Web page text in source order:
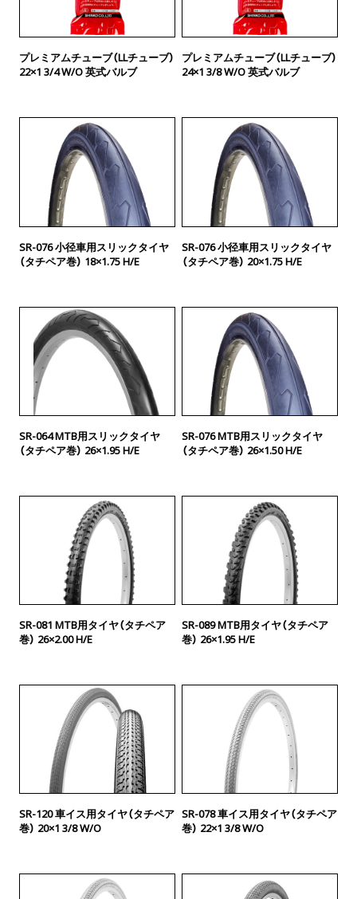
プレミアムチューブ（LLチューブ）
22×1 3/4 W/O 英式バルブ
プレミアムチューブ（LLチューブ）
24×1 3/8 W/O 英式バルブ
SR-076 小径車用スリックタイヤ
（タチペア巻） 18×1.75 H/E
SR-076 小径車用スリックタイヤ
（タチペア巻） 20×1.75 H/E
SR-064 MTB用スリックタイヤ
（タチペア巻） 26×1.95 H/E
SR-076 MTB用スリックタイヤ
（タチペア巻） 26×1.50 H/E
SR-081 MTB用タイヤ（タチペア
巻） 26×2.00 H/E
SR-089 MTB用タイヤ（タチペア
巻） 26×1.95 H/E
SR-120 車イス用タイヤ（タチペア
巻） 20×1 3/8 W/O
SR-078 車イス用タイヤ（タチペア
巻） 22×1 3/8 W/O